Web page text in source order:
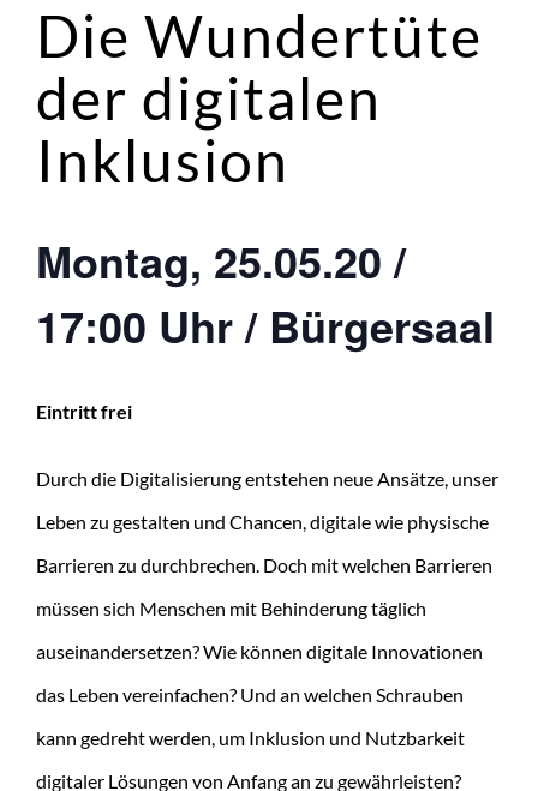
Die Wundertüte
der digitalen
Inklusion
Montag, 25.05.20 /
17:00 Uhr / Bürgersaal
Eintritt frei
Durch die Digitalisierung entstehen neue Ansätze, unser
Leben zu gestalten und Chancen, digitale wie physische
Barrieren zu durchbrechen. Doch mit welchen Barrieren
müssen sich Menschen mit Behinderung täglich
auseinandersetzen? Wie können digitale Innovationen
das Leben vereinfachen? Und an welchen Schrauben
kann gedreht werden, um Inklusion und Nutzbarkeit
digitaler Lösungen von Anfang an zu gewährleisten?